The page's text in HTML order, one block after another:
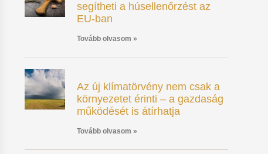
segítheti a húsellenőrzést az
EU-ban
Tovább olvasom »
Az új klímatörvény nem csak a
környezetet érinti – a gazdaság
működését is átírhatja
Tovább olvasom »